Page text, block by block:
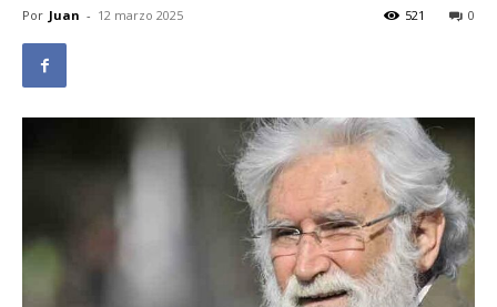
Por Juan - 12 marzo 2025 0
521